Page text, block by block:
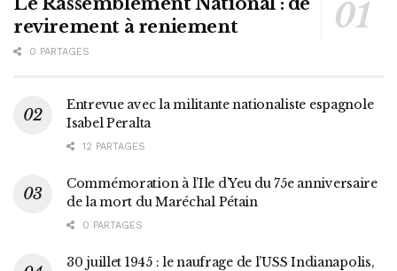
revirement à reniement
0 PARTAGES
Entrevue avec la militante nationaliste espagnole
Isabel Peralta
12 PARTAGES
Commémoration à l’Ile d’Yeu du 75e anniversaire
de la mort du Maréchal Pétain
0 PARTAGES
30 juillet 1945 : le naufrage de l’USS Indianapolis,